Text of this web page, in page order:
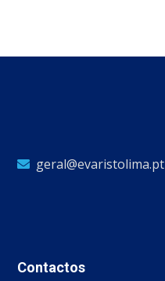
geral@evaristolima.pt
Contactos